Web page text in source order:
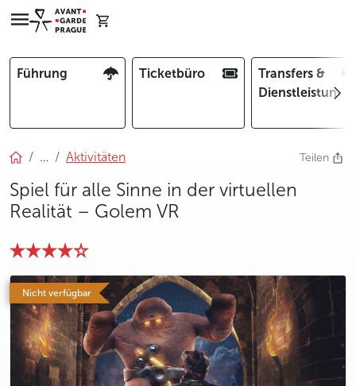
Führung Ticketbüro
Transfers &
… Aktivitäten Teilen
Spiel für alle Sinne in der virtuellen
Realität – Golem VR
Nicht verfügbar
photo 5
photo 6